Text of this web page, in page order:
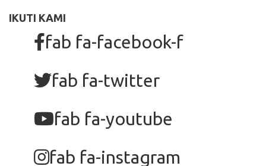
IKUTI KAMI
fab fa-facebook-f
fab fa-twitter
fab fa-youtube
fab fa-instagram